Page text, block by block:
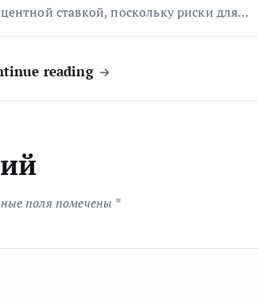
ставкой, поскольку риски для…
reading
поля помечены *